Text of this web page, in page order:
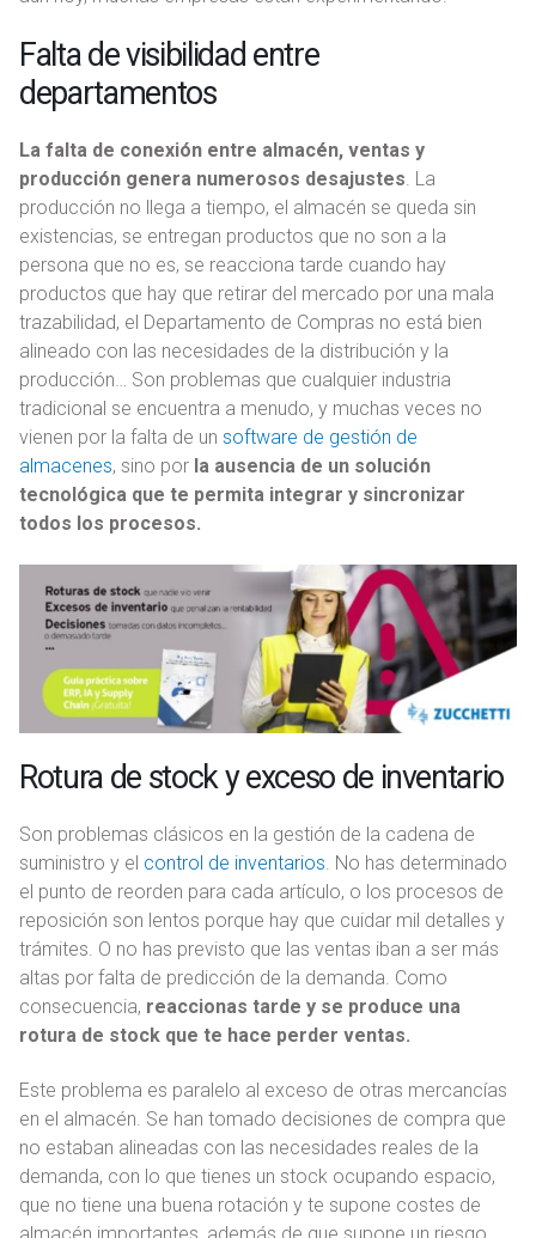
Falta de visibilidad entre
departamentos
La falta de conexión entre almacén, ventas y
producción genera numerosos desajustes. La
producción no llega a tiempo, el almacén se queda sin
existencias, se entregan productos que no son a la
persona que no es, se reacciona tarde cuando hay
productos que hay que retirar del mercado por una mala
trazabilidad, el Departamento de Compras no está bien
alineado con las necesidades de la distribución y la
producción… Son problemas que cualquier industria
tradicional se encuentra a menudo, y muchas veces no
vienen por la falta de un software de gestión de
almacenes, sino por la ausencia de un solución
tecnológica que te permita integrar y sincronizar
todos los procesos.
Rotura de stock y exceso de inventario
Son problemas clásicos en la gestión de la cadena de
suministro y el control de inventarios. No has determinado
el punto de reorden para cada artículo, o los procesos de
reposición son lentos porque hay que cuidar mil detalles y
trámites. O no has previsto que las ventas iban a ser más
altas por falta de predicción de la demanda. Como
consecuencia, reaccionas tarde y se produce una
rotura de stock que te hace perder ventas.
Este problema es paralelo al exceso de otras mercancías
en el almacén. Se han tomado decisiones de compra que
no estaban alineadas con las necesidades reales de la
demanda, con lo que tienes un stock ocupando espacio,
que no tiene una buena rotación y te supone costes de
almacén importantes, además de que supone un riesgo